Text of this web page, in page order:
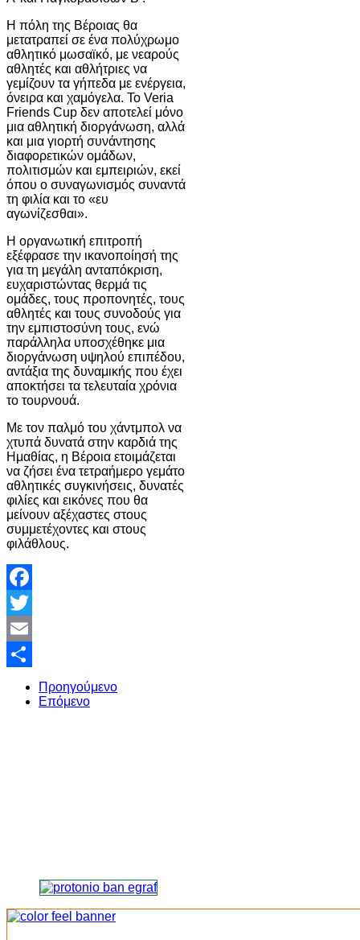
Η πόλη της Βέροιας θα
μετατραπεί σε ένα πολύχρωμο
αθλητικό μωσαϊκό, με νεαρούς
αθλητές και αθλήτριες να
γεμίζουν τα γήπεδα με ενέργεια,
όνειρα και χαμόγελα. Το Veria
Friends Cup δεν αποτελεί μόνο
μια αθλητική διοργάνωση, αλλά
και μια γιορτή συνάντησης
διαφορετικών ομάδων,
πολιτισμών και εμπειριών, εκεί
όπου ο συναγωνισμός συναντά
τη φιλία και το «ευ
αγωνίζεσθαι».
Η οργανωτική επιτροπή
εξέφρασε την ικανοποίησή της
για τη μεγάλη ανταπόκριση,
ευχαριστώντας θερμά τις
ομάδες, τους προπονητές, τους
αθλητές και τους συνοδούς για
την εμπιστοσύνη τους, ενώ
παράλληλα υποσχέθηκε μια
διοργάνωση υψηλού επιπέδου,
αντάξια της δυναμικής που έχει
αποκτήσει τα τελευταία χρόνια
το τουρνουά.
Με τον παλμό του χάντμπολ να
χτυπά δυνατά στην καρδιά της
Ημαθίας, η Βέροια ετοιμάζεται
να ζήσει ένα τετραήμερο γεμάτο
αθλητικές συγκινήσεις, δυνατές
φιλίες και εικόνες που θα
μείνουν αξέχαστες στους
συμμετέχοντες και στους
φιλάθλους.
Facebook
Twitter
Email
Share
Προηγούμενο
Επόμενο